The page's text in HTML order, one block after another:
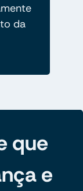
da
que
e